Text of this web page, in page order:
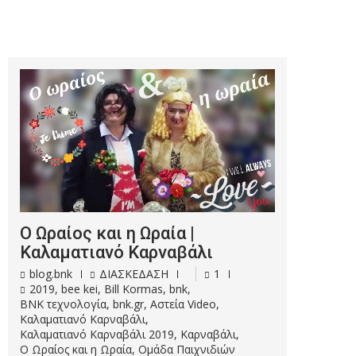
Ο Ωραίος και η Ωραία |
Καλαματιανό Καρναβάλι
blog.bnk ΔΙΑΣΚΕΔΑΣΗ
1
2019, bee kei, Bill Kormas, bnk,
BNK τεχνολογία, bnk.gr, Αστεία Video,
Καλαματιανό Καρναβάλι,
Καλαματιανό Καρναβάλι 2019, Καρναβάλι,
Ο Ωραίος και η Ωραία, Ομάδα Παιχνιδιών